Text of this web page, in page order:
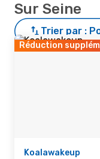
Sur Seine
Trier par :
Réduction
Koalawakeup